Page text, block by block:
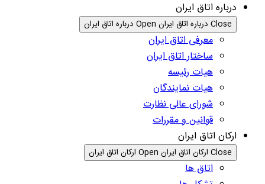
درباره اتاق ایران
Close درباره اتاق ایران Open درباره اتاق ایران
معرفی اتاق ایران
ساختار اتاق ایران
هیات رئیسه
هیات نمایندگان
شورای عالی نظارت
قوانین و مقررات
ارکان اتاق ایران
Close ارکان اتاق ایران Open ارکان اتاق ایران
اتاق ها